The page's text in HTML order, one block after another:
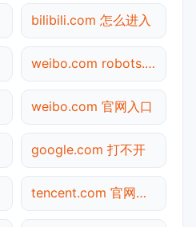
bilibili.com 怎么进入
weibo.com robots.txt检测
weibo.com 官网入口
google.com 打不开
tencent.com 官网入口